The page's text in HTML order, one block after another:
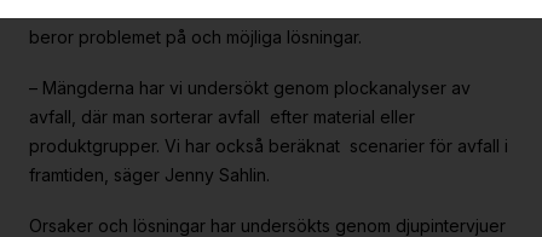
beror problemet på och möjliga lösningar.
– Mängderna har vi undersökt genom plockanalyser av
avfall, där man sorterar avfall efter material eller
produktgrupper. Vi har också beräknat scenarier för avfall i
framtiden, säger Jenny Sahlin.
Orsaker och lösningar har undersökts genom djupintervjuer